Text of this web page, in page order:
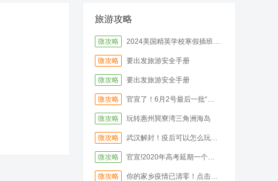
旅游攻略
微攻略 2024美国精英学校寒假插班来啦
微攻略 要出发旅游安全手册
微攻略 要出发旅游安全手册
微攻略 官宣了！6月2号最后一批“神兽归位”！家长怎么看？
微攻略 玩转惠州巽寮湾三角洲海岛
微攻略 武汉解封！疫后可以怎么玩，攻略已备好
微攻略 官宣!2020年高考延期一个月！快看看会有什么影响
微攻略 你的家乡疫情已清零！点击查看可游玩景点清单